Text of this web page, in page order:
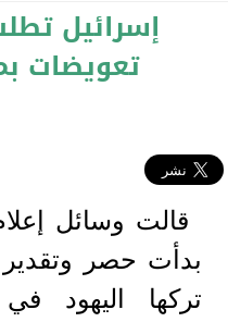
إسرائيل
تعويضات
قالت وسائل
بدأت حصر وتقدير
تركها اليهود